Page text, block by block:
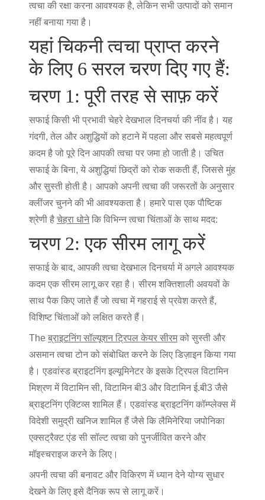
त्वचा की रक्षा करना आवश्यक है, लेकिन सभी उत्पादों को समान
नहीं बनाया गया है।
यहां चिकनी त्वचा प्राप्त करने
के लिए 6 सरल चरण दिए गए हैं:
चरण 1: पूरी तरह से साफ़ करें
सफाई किसी भी प्रभावी चेहरे देखभाल दिनचर्या की नींव है। यह
गंदगी, तेल और अशुद्धियों को हटाने में पहला और सबसे महत्वपूर्ण
कदम है जो पूरे दिन आपकी त्वचा पर जमा हो जाती है। उचित
सफाई के बिना, ये अशुद्धियां छिद्रों को रोक सकती हैं, जिससे मुंह
और सुस्ती होती है। आपको अपनी त्वचा की जरूरतों के अनुसार
क्लींजर चुनने की भी आवश्यकता है। हमारे पास एक पौष्टिक
श्रेणी है चेहरा धोनेकि विभिन्न त्वचा चिंताओं के साथ मदद:
चरण 2: एक सीरम लागू करें
सफाई के बाद, आपकी त्वचा देखभाल दिनचर्या में अगले आवश्यक
कदम एक सीरम लागू कर रहा है। सीरम शक्तिशाली अवयवों के
साथ पैक किए जाते हैं जो त्वचा में गहराई से प्रवेश करते हैं,
विशिष्ट चिंताओं को लक्षित करते हैं।
The ब्राइटनिंग सॉल्यूशन ट्रिपल केयर सीरमको सुस्ती और
असमान त्वचा टोन को संबोधित करने के लिए डिज़ाइन किया गया
है। एडवांस्ड ब्राइटनिंग इल्यूमिनेटर के इसके ट्रिपल विटामिन
मिश्रण में विटामिन सी, विटामिन बी3 और विटामिन ई.बी3 जैसे
ब्राइटनिंग एक्टिव्स शामिल हैं। एडवांस्ड ब्राइटनिंग कॉम्प्लेक्स में
विदेशी समुद्री खनिज शामिल हैं जैसे कि लैमिनेरिया जपोनिका
एक्सट्रैक्ट एंड सी सॉल्ट त्वचा को पुनर्जीवित करने और
मॉइस्चराइज करने के लिए।
अपनी त्वचा की बनावट और विकिरण में ध्यान देने योग्य सुधार
देखने के लिए इसे दैनिक रूप से लागू करें।